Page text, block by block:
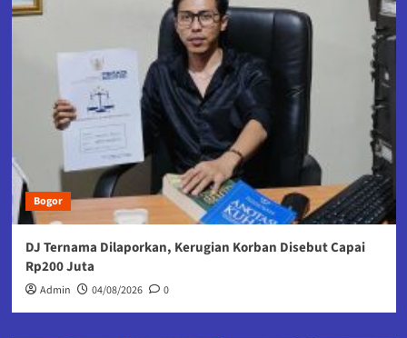
Bogor
DJ Ternama Dilaporkan, Kerugian Korban Disebut Capai
Rp200 Juta
Admin 04/08/2026 0